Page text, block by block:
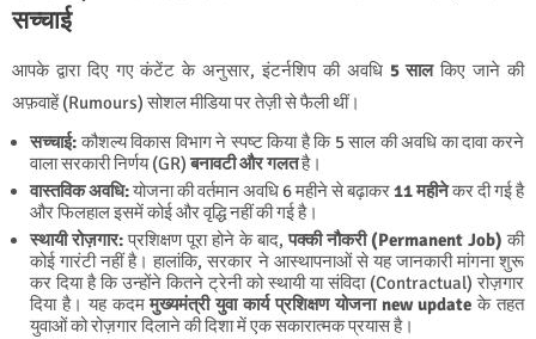
सच्चाई
आपके द्वारा दिए गए कंटेंट के अनुसार, इंटर्नशिप की अवधि 5 सालकिए जाने की
अफ़वाहें (Rumours) सोशल मीडिया पर तेज़ी से फैली थीं।
सच्चाई:कौशल्य विकास विभाग ने स्पष्ट किया है कि 5 साल की अवधि का दावा करने
वाला सरकारी निर्णय (GR)बनावटी और गलतहै।
वास्तविक अवधि:योजना की वर्तमान अवधि 6 महीने से बढ़ाकर11 महीनेकर दी गई है
और फिलहाल इसमें कोई और वृद्धि नहीं की गई है।
स्थायी रोज़गार:प्रशिक्षण पूरा होने के बाद,पक्की नौकरी (Permanent Job) की
कोई गारंटी नहीं है। हालांकि, सरकार ने आस्थापनाओं से यह जानकारी मांगना शुरू
कर दिया है कि उन्होंने कितने ट्रेनी को स्थायी या संविदा (Contractual) रोज़गार
दिया है। यह कदममुख्यमंत्री युवा कार्य प्रशिक्षण योजना new update के तहत
युवाओं को रोज़गार दिलाने की दिशा में एक सकारात्मक प्रयास है।